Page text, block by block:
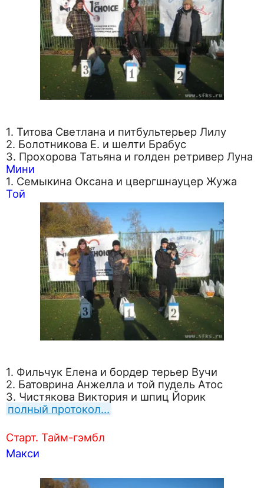
1. Титова Светлана и питбультерьер Лилу
2. Болотникова Е. и шелти Брабус
3. Прохорова Татьяна и голден ретривер Луна
Мини
1. Семыкина Оксана и цвергшнауцер Жужа
Той
1. Фильчук Елена и бордер терьер Вучи
2. Батоврина Анжелла и той пудель Атос
3. Чистякова Виктория и шпиц Йорик
полный протокол…
Старт. Тайм-гэмбл
Макси